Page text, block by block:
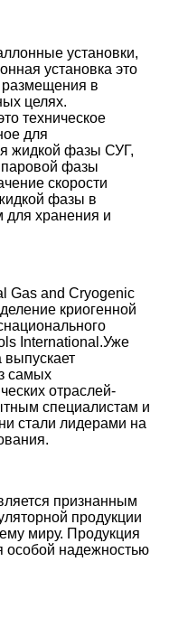
установки,
установка это
в
целях.
техническое
для
жидкой фазы СУГ,
паровой фазы
скорости
фазы в
для хранения и
Gas and Cryogenic
криогенной
International.Уже
выпускает
самых
отраслей-
специалистам и
стали лидерами на
признанным
продукции
миру. Продукция
особой надежностью